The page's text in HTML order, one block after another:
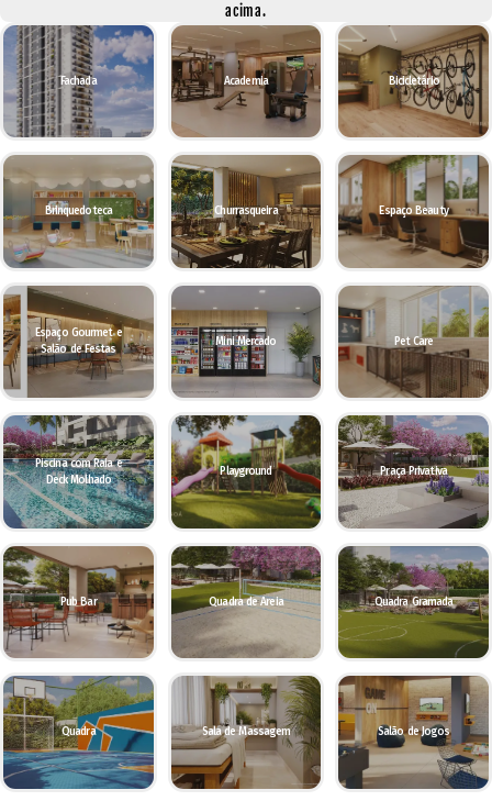
acima.
Fachada Academia Bicicletário
Brinquedoteca Churrasqueira Espaço Beauty
Espaço Gourmet e
Salão de Festas
Mini Mercado Pet Care
Piscina com Raia e
Deck Molhado
Playground Praça Privativa
Pub Bar Quadra de Areia Quadra Gramada
Quadra Sala de Massagem Salão de Jogos